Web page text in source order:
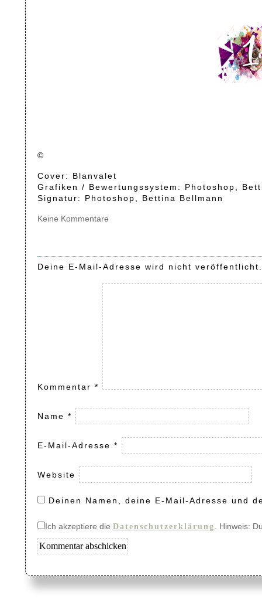
©
Cover: Blanvalet
Grafiken / Bewertungssystem: Photoshop,
Signatur: Photoshop, Bettina Bellmann
Keine Kommentare
Deine E-Mail-Adresse wird nicht veröffentlicht.
Kommentar *
Name *
E-Mail-Adresse *
Website
Deinen Namen, deine E-Mail-Adresse und
Ich akzeptiere die Datenschutzerklärung . Hinweis: